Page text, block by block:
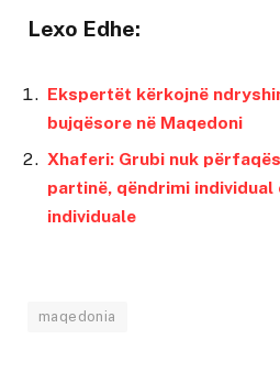
Lexo Edhe:
Ekspertët kërkojnë
bujqësore në Maqedoni
Xhaferi: Grubi nuk
partinë, qëndrimi
individuale
maqedonia